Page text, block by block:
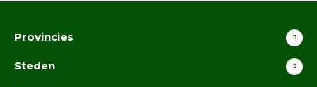
Provincies
Steden